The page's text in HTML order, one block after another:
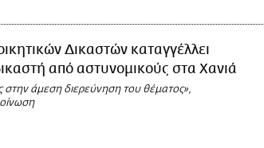
Δικαστών καταγγέλλει
από αστυνομικούς στα Χανιά
στην άμεση διερεύνηση του θέματος»,